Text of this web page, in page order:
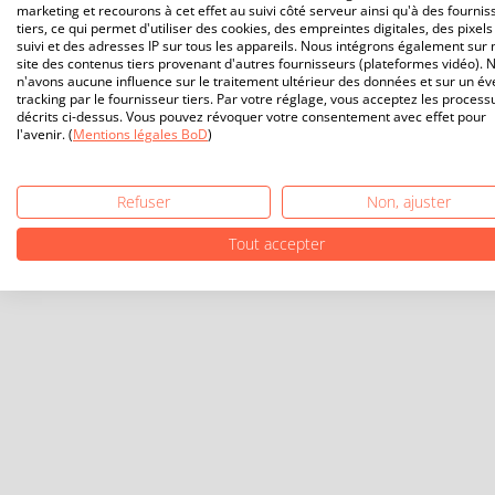
marketing et recourons à cet effet au suivi côté serveur ainsi qu'à des
tiers, ce qui permet d'utiliser des cookies, des empreintes digitales, des
suivi et des adresses IP sur tous les appareils. Nous intégrons également sur
site des contenus tiers provenant d'autres fournisseurs (plateformes vidéo).
n'avons aucune influence sur le traitement ultérieur des données et sur un
tracking par le fournisseur tiers. Par votre réglage, vous acceptez les
décrits ci-dessus. Vous pouvez révoquer votre consentement avec effet pour
l'avenir. (Mentions légales BoD)
Refuser
Non, ajuster
Tout accepter